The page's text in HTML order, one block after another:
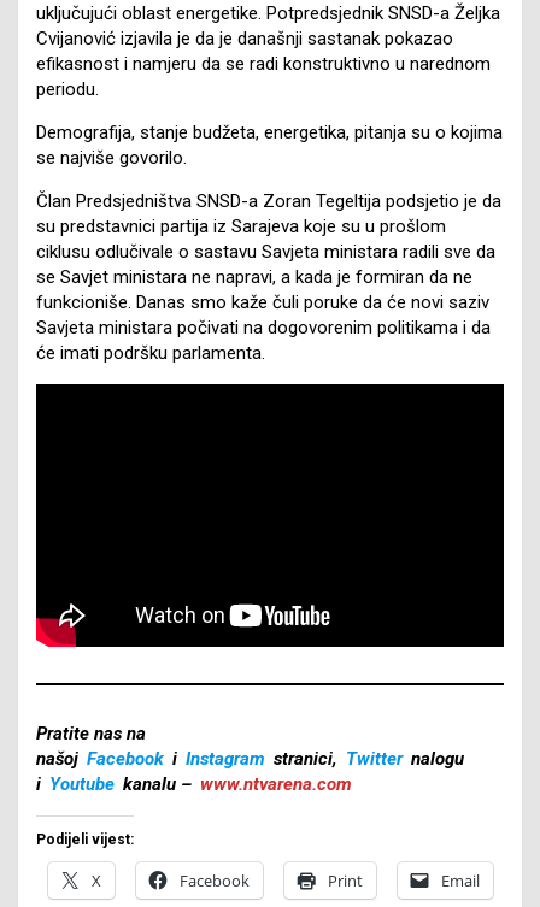
uključujući oblast energetike. Potpredsjednik SNSD-a Željka
Cvijanović izjavila je da je današnji sastanak pokazao
efikasnost i namjeru da se radi konstruktivno u narednom
periodu.
Demografija, stanje budžeta, energetika, pitanja su o kojima
se najviše govorilo.
Član Predsjedništva SNSD-a Zoran Tegeltija podsjetio je da
su predstavnici partija iz Sarajeva koje su u prošlom
ciklusu odlučivale o sastavu Savjeta ministara radili sve da
se Savjet ministara ne napravi, a kada je formiran da ne
funkcioniše. Danas smo kaže čuli poruke da će novi saziv
Savjeta ministara počivati na dogovorenim politikama i da
će imati podršku parlamenta.
Pratite nas na
našoj Facebook i Instagram stranici, Twitter nalogu
i Youtube kanalu – www.ntvarena.com
Podijeli vijest:
X Facebook Print Email